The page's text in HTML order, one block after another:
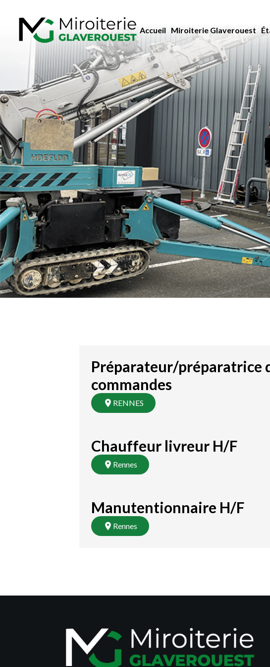
Accueil Miroiterie Glaverouest
Préparateur/préparatrice
commandes
RENNES
Chauffeur livreur H/F
Rennes
Manutentionnaire H/F
Rennes